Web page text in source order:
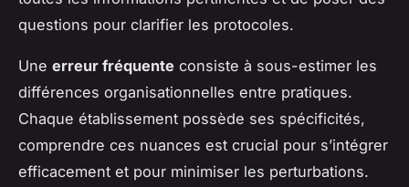
questions pour clarifier les protocoles.
Une erreur fréquente consiste à sous-estimer les
différences organisationnelles entre pratiques.
Chaque établissement possède ses spécificités,
comprendre ces nuances est crucial pour s’intégrer
efficacement et pour minimiser les perturbations.